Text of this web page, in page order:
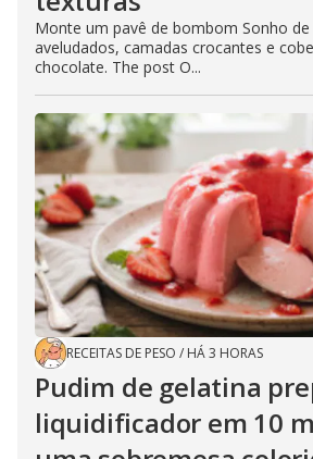
Monte um pavê de bombom Sonho
aveludados, camadas crocantes e
chocolate. The post O...
RECEITAS DE PESO / HÁ 3 HORAS
Pudim de gelatina
liquidificador em 10